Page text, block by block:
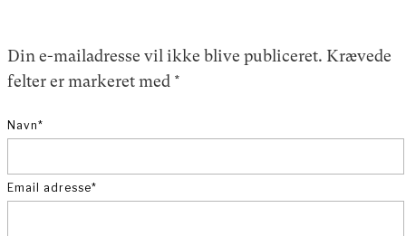
Din e-mailadresse vil ikke blive publiceret. Krævede
felter er markeret med *
Navn*
Email adresse*